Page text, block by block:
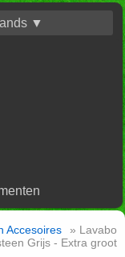
▼
Accesoires
» Lavabo
Grijs - Extra groot